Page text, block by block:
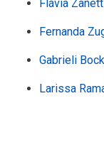
Flávia
Fernanda
Gabrieli
Larissa